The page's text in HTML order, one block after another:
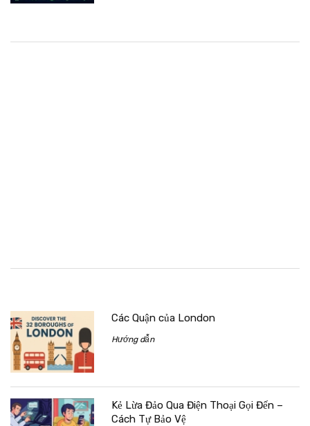
Các Quận của London
Hướng dẫn
Kẻ Lừa Đảo Qua Điện Thoại Gọi Đến –
Cách Tự Bảo Vệ